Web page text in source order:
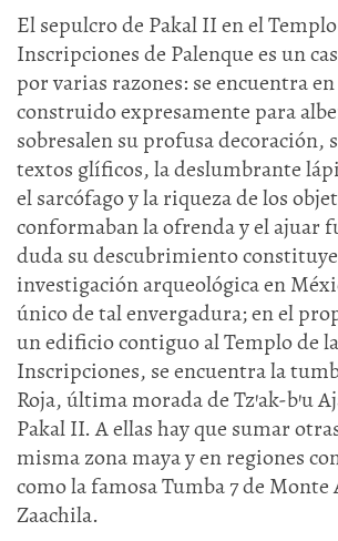
El sepulcro de Pakal II en el
Inscripciones de Palenque es un
por varias razones: se encuentra
construido expresamente para
sobresalen su profusa decoración,
textos glíficos, la deslumbrante
el sarcófago y la riqueza de los
conformaban la ofrenda y el ajuar
duda su descubrimiento
investigación arqueológica en
único de tal envergadura; en el
un edificio contiguo al Templo de
Inscripciones, se encuentra la
Roja, última morada de Tz’ak-b’u
Pakal II. A ellas hay que sumar
misma zona maya y en regiones
como la famosa Tumba 7 de Monte
Zaachila.